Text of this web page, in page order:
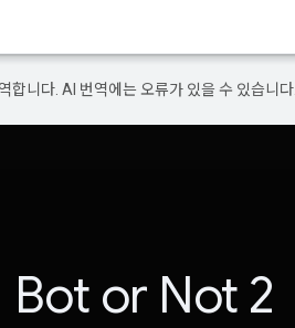
니다. AI 번역에는 오류가 있을 수 있습니다.
Bot or Not 2